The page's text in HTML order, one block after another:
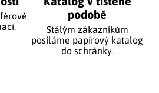
podobě
Stálým zákazníkům
posíláme papírový katalog
do schránky.